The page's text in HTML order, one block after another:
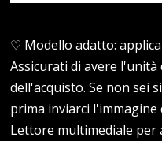
♡ Modello adatto:
Assicurati di avere
dell'acquisto. Se non sei
prima inviarci
Lettore multimediale per